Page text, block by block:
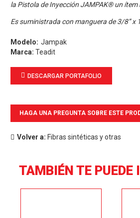
la Pistola de Inyección JAMPAK® un ítem
Es suministrada con manguera de 3/8” x
Jampak
Marca: Teadit
DESCARGAR PORTAFOLIO
HAGA UNA PREGUNTA SOBRE ESTE
Volver a: Fibras sintéticas y otras
TAMBIÉN TE PUEDE